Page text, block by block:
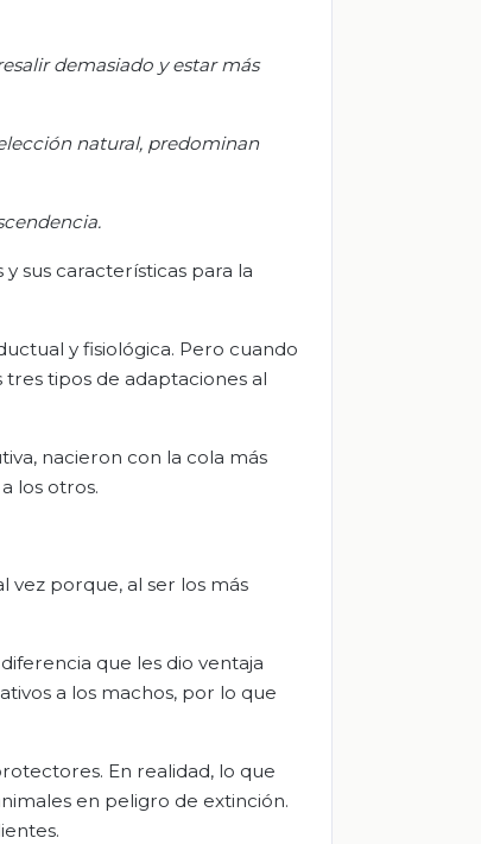
demasiado y estar más
natural, predominan
sus características para la
y fisiológica. Pero cuando
tipos de adaptaciones al
nacieron con la cola más
los otros.
vez porque, al ser los más
que les dio ventaja
a los machos, por lo que
En realidad, lo que
en peligro de extinción.